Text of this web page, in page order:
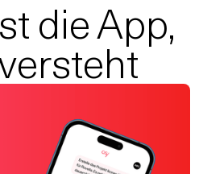
die App,